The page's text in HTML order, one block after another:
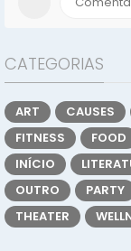
CATEGORIAS
ART CAUSES
FITNESS
FOOD
INÍCIO
OUTRO
PARTY
THEATER